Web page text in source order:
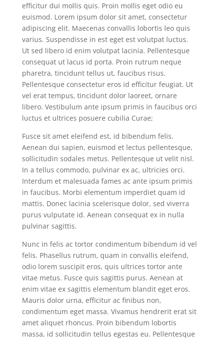
efficitur dui mollis quis. Proin mollis eget odio eu
euismod. Lorem ipsum dolor sit amet, consectetur
adipiscing elit. Maecenas convallis lobortis leo quis
varius. Suspendisse in est eget est volutpat luctus.
Ut sed libero id enim volutpat lacinia. Pellentesque
consequat ut lacus id porta. Proin rutrum neque
pharetra, tincidunt tellus ut, faucibus risus.
Pellentesque consectetur eros id efficitur feugiat. Ut
vel erat tempus, tincidunt dolor laoreet, ornare
libero. Vestibulum ante ipsum primis in faucibus orci
luctus et ultrices posuere cubilia Curae;
Fusce sit amet eleifend est, id bibendum felis.
Aenean dui sapien, euismod et lectus pellentesque,
sollicitudin sodales metus. Pellentesque ut velit nisl.
In a tellus commodo, pulvinar ex ac, ultricies orci.
Interdum et malesuada fames ac ante ipsum primis
in faucibus. Morbi elementum imperdiet quam id
mattis. Donec lacinia scelerisque dolor, sed viverra
purus vulputate id. Aenean consequat ex in nulla
pulvinar sagittis.
Nunc in felis ac tortor condimentum bibendum id vel
felis. Phasellus rutrum, quam in convallis eleifend,
odio lorem suscipit eros, quis ultrices tortor ante
vitae metus. Fusce quis sagittis purus. Aenean at
enim vitae ex sagittis elementum blandit eget eros.
Mauris dolor urna, efficitur ac finibus non,
condimentum eget massa. Vivamus hendrerit erat sit
amet aliquet rhoncus. Proin bibendum lobortis
massa, id sollicitudin tellus egestas eu. Pellentesque